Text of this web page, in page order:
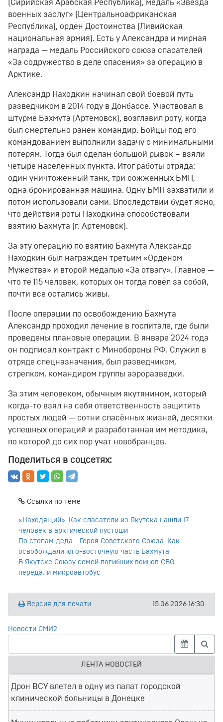
(Сирийская Арабская Республика), медаль «Звезда
военных заслуг» (Центральноафриканская
Республика), орден Достоинства (Ливийская
национальная армия). Есть у Александра и мирная
награда — медаль Российского союза спасателей
«За содружество в деле спасения» за операцию в
Арктике.
Александр Находкин начинал свой боевой путь
разведчиком в 2014 году в Донбассе. Участвовал в
штурме Бахмута (Артёмовск), возглавил роту, когда
был смертельно ранен командир. Бойцы под его
командованием выполнили задачу с минимальными
потерям. Тогда был сделан большой рывок – взяли
четыре населённых пункта. Итог работы отряда:
один уничтоженный танк, три сожжённых БМП,
одна бронированная машина. Одну БМП захватили и
потом использовали сами. Впоследствии будет ясно,
что действия роты Находкина способствовали
взятию Бахмута (г. Артемовск).
За эту операцию по взятию Бахмута Александр
Находкин был награжден третьим «Орденом
Мужества» и второй медалью «За отвагу». Главное —
что те 115 человек, которых он тогда повёл за собой,
почти все остались живы.
После операции по освобождению Бахмута
Александр проходил лечение в госпитале, где были
проведены плановые операции. В январе 2024 года
он подписал контракт с Минобороны РФ. Служил в
отряде спецназначения, был разведчиком,
стрелком, командиром группы аэроразведки.
За этим человеком, обычным якутянином, который
когда-то взял на себя ответственность защитить
простых людей — сотни спасённых жизней, десятки
успешных операций и разработанная им методика,
по которой до сих пор учат новобранцев.
Поделиться в соцсетях:
Ссылки по теме
«Находящий». Как спасатели из Якутска нашли 17
человек в арктической пустоши
По стопам деда - Героя Советского Союза. Как
освобождали юго-восточную часть Бахмута
В Якутске Союзу семей погибших воинов СВО
передали микроавтобус
Версия для печати 15.06.2026 16:30
Новости СМИ2
ЛЕНТА НОВОСТЕЙ
Дрон ВСУ влетел в одну из палат городской
клинической больницы в Донецке